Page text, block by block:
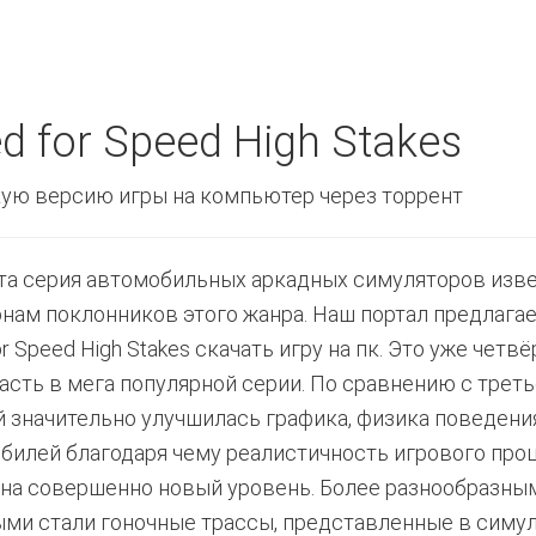
for Speed High Stakes
версию игры на компьютер через торрент
серия автомобильных аркадных симуляторов
поклонников этого жанра. Наш портал
Speed High Stakes скачать игру на пк. Это уже
в мега популярной серии. По сравнению с
значительно улучшилась графика, физика
благодаря чему реалистичность игрового
совершенно новый уровень. Более
стали гоночные трассы, представленные в